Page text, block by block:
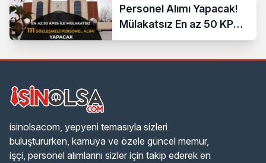
Personel Alımı Yapacak!
Mülakatsız En az 50 KPSS
ve Lise Mezunu
isinolsacom, yepyeni temasıyla sizleri
buluştururken, kamuya ve özele güncel memur,
işçi, personel alımlarını sizler için takip ederek en